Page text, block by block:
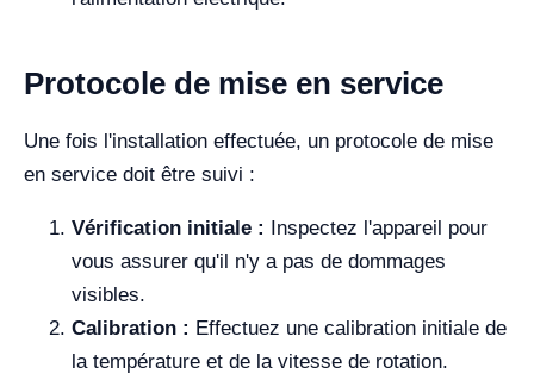
Protocole de mise en service
Une fois l'installation effectuée, un protocole de mise
en service doit être suivi :
Vérification initiale : Inspectez l'appareil pour
vous assurer qu'il n'y a pas de dommages
visibles.
Calibration : Effectuez une calibration initiale de
la température et de la vitesse de rotation.